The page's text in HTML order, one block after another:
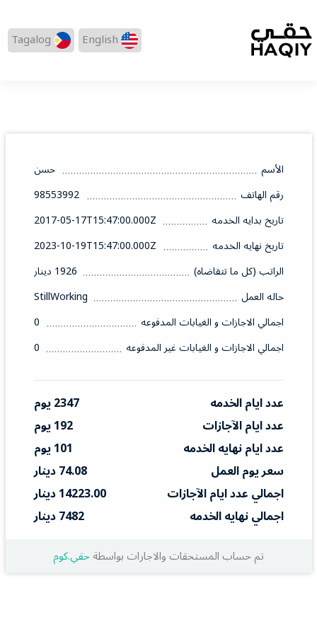
English
Tagalog
الأسم
حسن
رقم الهاتف
98553992
تاريخ بدايه الخدمه
2017-05-17T15:47:00.000Z
تاريخ نهايه الخدمه
2023-10-19T15:47:00.000Z
الراتب (كل ما تتقاضاه)
1926 دينار
حاله العمل
StillWorking
اجمالي الاجازات و الغيابات المدفوعه
0
اجمالي الاجازات و الغيابات غير المدفوعه
0
عدد ايام الخدمه
2347 يوم
عدد ايام الآجازات
192 يوم
عدد ايام نهايه الخدمه
101 يوم
سعر يوم العمل
74.08 دينار
اجمالي عدد ايام الآجازات
14223.00 دينار
اجمالي نهايه الخدمه
7482 دينار
تم حساب المستحقات والاجارات بواسطةحقي.كوم